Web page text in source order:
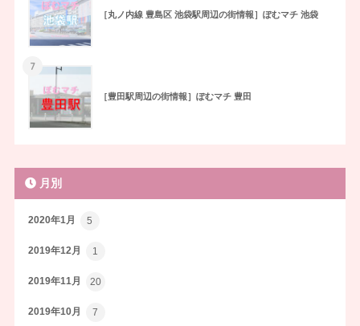
［丸ノ内線 豊島区 池袋駅周辺の街情報］ぽむマチ 池袋
7
［豊田駅周辺の街情報］ぽむマチ 豊田
月別
2020年1月 5
2019年12月 1
2019年11月 20
2019年10月 7